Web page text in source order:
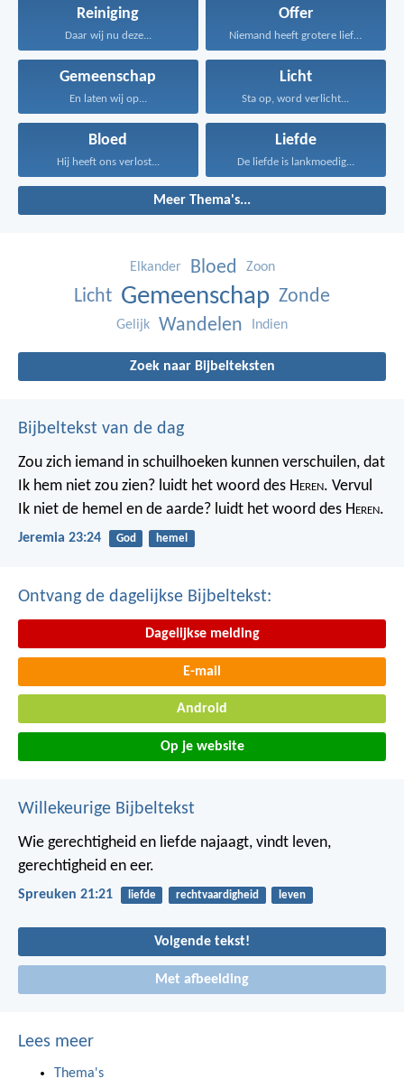
Reiniging
Daar wij nu deze...
Offer
Niemand heeft grotere liefde...
Gemeenschap
En laten wij op...
Licht
Sta op, word verlicht...
Bloed
Hij heeft ons verlost...
Liefde
De liefde is lankmoedig...
Meer Thema's...
Elkander Bloed Zoon
Licht Gemeenschap Zonde
Gelijk Wandelen Indien
Zoek naar Bijbelteksten
Bijbeltekst van de dag
Zou zich iemand in schuilhoeken kunnen verschuilen, dat
Ik hem niet zou zien? luidt het woord des Heren. Vervul
Ik niet de hemel en de aarde? luidt het woord des Heren.
Jeremia 23:24 God hemel
Ontvang de dagelijkse Bijbeltekst:
Dagelijkse melding
E-mail
Android
Op je website
Willekeurige Bijbeltekst
Wie gerechtigheid en liefde najaagt, vindt leven,
gerechtigheid en eer.
Spreuken 21:21 liefde rechtvaardigheid leven
Volgende tekst!
Met afbeelding
Lees meer
Thema's